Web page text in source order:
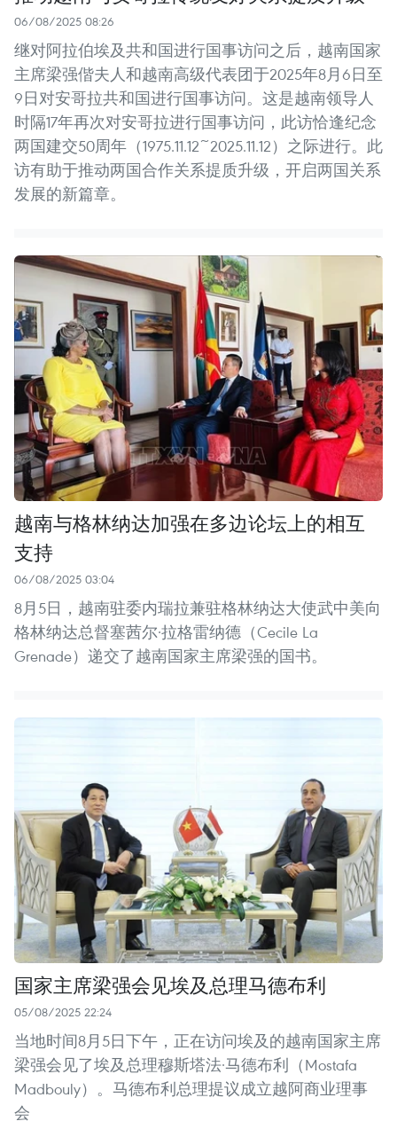
06/08/2025 08:26
继对阿拉伯埃及共和国进行国事访问之后，越南国家
主席梁强偕夫人和越南高级代表团于2025年8月6日至
9日对安哥拉共和国进行国事访问。这是越南领导人
时隔17年再次对安哥拉进行国事访问，此访恰逢纪念
两国建交50周年（1975.11.12~2025.11.12）之际进行。此
访有助于推动两国合作关系提质升级，开启两国关系
发展的新篇章。
越南与格林纳达加强在多边论坛上的相互
支持
06/08/2025 03:04
8月5日，越南驻委内瑞拉兼驻格林纳达大使武中美向
格林纳达总督塞茜尔·拉格雷纳德（Cecile La
Grenade）递交了越南国家主席梁强的国书。
国家主席梁强会见埃及总理马德布利
05/08/2025 22:24
当地时间8月5日下午，正在访问埃及的越南国家主席
梁强会见了埃及总理穆斯塔法·马德布利（Mostafa
Madbouly）。马德布利总理提议成立越阿商业理事
会